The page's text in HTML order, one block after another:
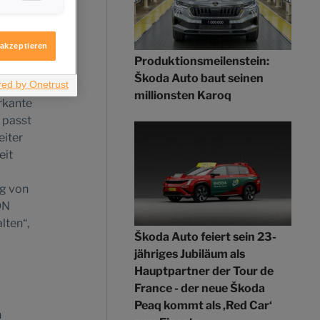
passt
von
Produktionsmeilenstein:
Škoda Auto baut seinen
millionsten Karoq
Škoda Auto feiert sein 23-
jähriges Jubiläum als
Hauptpartner der Tour de
France - der neue Škoda
Peaq kommt als ‚Red Car‘